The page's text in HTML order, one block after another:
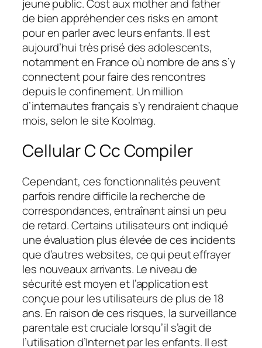
jeune public. Cost aux mother and father
de bien appréhender ces risks en amont
pour en parler avec leurs enfants. Il est
aujourd’hui très prisé des adolescents,
notamment en France où nombre de ans s’y
connectent pour faire des rencontres
depuis le confinement. Un million
d’internautes français s’y rendraient chaque
mois, selon le site Koolmag.
Cellular C Cc Compiler
Cependant, ces fonctionnalités peuvent
parfois rendre difficile la recherche de
correspondances, entraînant ainsi un peu
de retard. Certains utilisateurs ont indiqué
une évaluation plus élevée de ces incidents
que d’autres websites, ce qui peut effrayer
les nouveaux arrivants. Le niveau de
sécurité est moyen et l’application est
conçue pour les utilisateurs de plus de 18
ans. En raison de ces risques, la surveillance
parentale est cruciale lorsqu’il s’agit de
l’utilisation d’Internet par les enfants. Il est